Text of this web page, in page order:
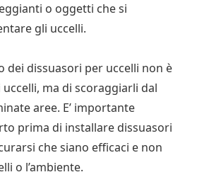
o oggetti che si
gli uccelli.
dei dissuasori per uccelli non è
ma di scoraggiarli dal
aree. E’ importante
prima di installare dissuasori
che siano efficaci e non
o l’ambiente.